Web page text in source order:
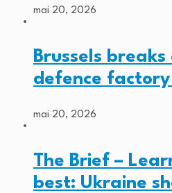
mai 20, 2026
Brussels
defence
mai 20, 2026
The Brief –
best: Ukraine